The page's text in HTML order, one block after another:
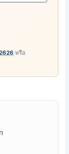
หรือ